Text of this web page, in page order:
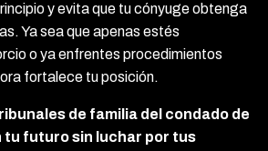
y evita que tu cónyuge obtenga
Ya sea que apenas estés
o ya enfrentes procedimientos
fortalece tu posición.
de familia del condado de
tu futuro sin luchar por tus